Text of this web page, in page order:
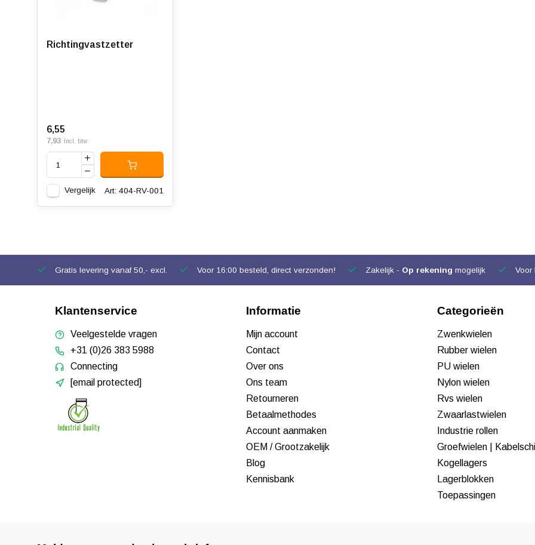
Richtingvastzetter
6,55
7,93 Incl. btw
Vergelijk Art: 404-RV-001
Gratis levering vanaf 50,- excl. Voor 16:00 besteld, direct verzonden! Zakelijk - Op rekening mogelijk Voor
Klantenservice
Veelgestelde vragen
+31 (0)26 383 5988
Connecting
[email protected]
Informatie
Mijn account
Contact
Over ons
Ons team
Retourneren
Betaalmethodes
Account aanmaken
OEM / Grootzakelijk
Blog
Kennisbank
Categorieën
Zwenkwielen
Rubber wielen
PU wielen
Nylon wielen
Rvs wielen
Zwaarlastwielen
Industrie rollen
Groefwielen |
Kogellagers
Lagerblokken
Toepassingen